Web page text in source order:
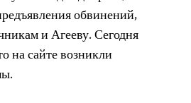
обвинений,
и Агееву. Сегодня
на сайте возникли